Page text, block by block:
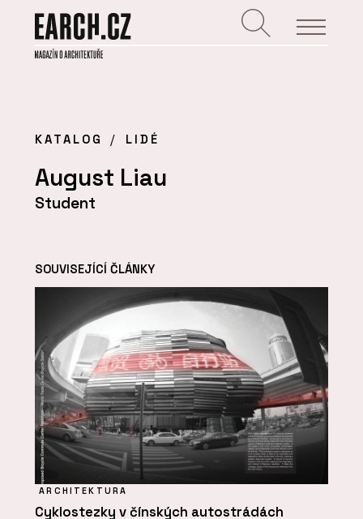
KATALOG LIDÉ
August Liau
Student
SOUVISEJÍCÍ ČLÁNKY
ARCHITEKTURA
Cyklostezky v čínských autostrádách